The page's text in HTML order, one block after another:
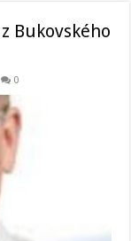
Bukovského
0